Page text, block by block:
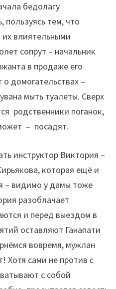
бедолагу
пользуясь тем, что
их влиятельными
сопрут – начальник
в продаже его
домогательствах –
мыть туалеты. Сверх
родственники поганок,
– посадят.
инструктор Виктория –
которая ещё и
– видимо у дамы тоже
разоблачает
и перед выездом в
оставляют Ганапати
вовремя, мужлан
Хотя сами не против с
с собой